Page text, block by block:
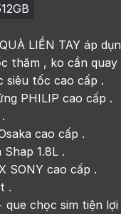
LIỀN TAY áp
thăm , ko cần quay
siêu tốc cao cấp .
PHILIP cao cấp .
cao cấp .
1.8L .
SONY cao cấp .
.
que chọc sim tiện lợi